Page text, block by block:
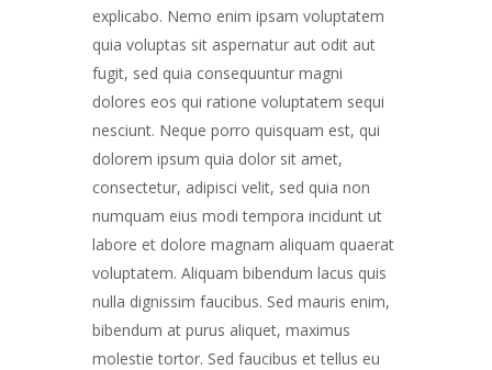
explicabo. Nemo enim ipsam voluptatem
quia voluptas sit aspernatur aut odit aut
fugit, sed quia consequuntur magni
dolores eos qui ratione voluptatem sequi
nesciunt. Neque porro quisquam est, qui
dolorem ipsum quia dolor sit amet,
consectetur, adipisci velit, sed quia non
numquam eius modi tempora incidunt ut
labore et dolore magnam aliquam quaerat
voluptatem. Aliquam bibendum lacus quis
nulla dignissim faucibus. Sed mauris enim,
bibendum at purus aliquet, maximus
molestie tortor. Sed faucibus et tellus eu